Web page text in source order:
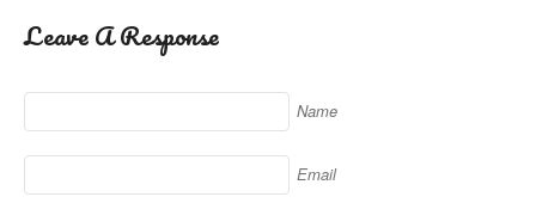
Leave A Response
Name
Email